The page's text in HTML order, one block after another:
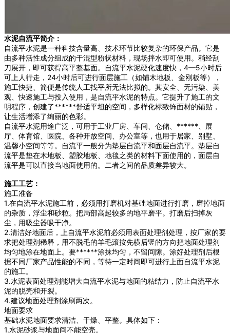
水泥自流平简介：
自流平水泥是一种科技含量高、技术环节比较复杂的环保产品。它是
由多种活性成分组成的干混型粉状材料，现场拌水即可使用。稍经刮
刀展开，即可获得高平整基面。自流平水泥硬化速度快，4—5小时后
可上人行走，24小时后可进行面层施工（如铺木地板、金刚板等），
施工快捷、简便是传统人工找平所无法比拟的。其安全、无污染、美
观、快速施工与投入使用，是自流平水泥的特点。它提升了施工的文
明程序，创建了******舒适平坦的空间，多样化标致饰面材的铺贴，
让生活增添了绚丽的色彩。
自流平水泥用途广泛，可用于工业厂房、车间、仓储、******、展
厅、体育馆、医院、各种开放空间、办公室等，也用于居家、别墅、
温馨小空间等等。自流平一般分为垫层自流平和面层自流平。垫层自
流平是垫在木地板、塑胶地板、地毯之类的材料下面使用的，面层自
流平是可以直接当地面使用的。二者之间的品质差异较大。
施工工艺：
施工准备
1.在自流平水泥施工前，必须用打磨机对基础地面进行打磨，磨掉地面
的杂质，浮尘和砂粒。把局部高起较多的地平磨平。打磨后扫掉灰
尘，用吸尘器吸干净。
2.清洁好地面后，上自流平水泥前必须用表面处理剂处理，按厂家的要
求把处理剂稀释，用不脱毛的羊毛滚按先横后竖的方向把地面处理剂
均匀地涂在地面上。要******涂抹均匀，不留间隙。涂好处理剂后根
据不同厂家产品性能的不同，等待一定时间即可进行上面自流平水泥
的施工。
3.水泥表面处理剂能增大自流平水泥与地面的粘结力，防止自流平水
泥的脱壳和开裂。
4.建议地面处理剂涂刷两次。
地面要求
基础水泥地面要求清洁、干燥、平整。具体如下：
1.水泥砂浆与地面间不能空壳。